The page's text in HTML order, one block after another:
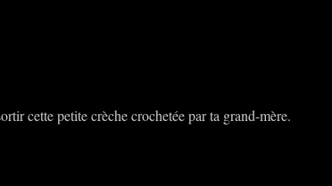
cette petite crèche crochetée par ta grand-mère.